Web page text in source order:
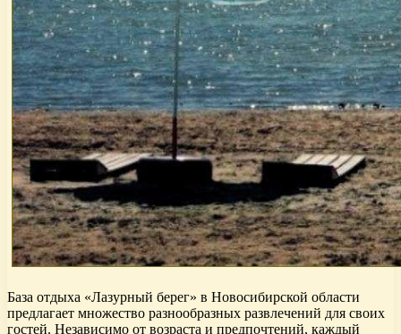
База отдыха «Лазурный берег» в Новосибирской области
предлагает множество разнообразных развлечений для своих
гостей. Независимо от возраста и предпочтений, каждый